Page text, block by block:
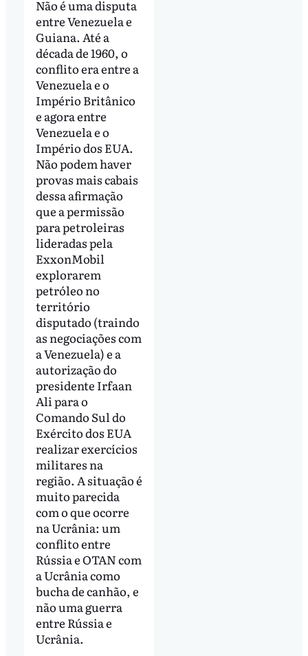
Não é uma disputa
entre Venezuela e
Guiana. Até a
década de 1960, o
conflito era entre a
Venezuela e o
Império Britânico
e agora entre
Venezuela e o
Império dos EUA.
Não podem haver
provas mais cabais
dessa afirmação
que a permissão
para petroleiras
lideradas pela
ExxonMobil
explorarem
petróleo no
território
disputado (traindo
as negociações com
a Venezuela) e a
autorização do
presidente Irfaan
Ali para o
Comando Sul do
Exército dos EUA
realizar exercícios
militares na
região. A situação é
muito parecida
com o que ocorre
na Ucrânia: um
conflito entre
Rússia e OTAN com
a Ucrânia como
bucha de canhão, e
não uma guerra
entre Rússia e
Ucrânia.